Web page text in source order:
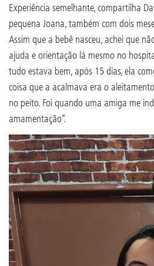
Experiência semelhante, compartilha
pequena Joana, também com dois
Assim que a bebê nasceu, achei que
ajuda e orientação lá mesmo no
tudo estava bem, após 15 dias, ela
coisa que a acalmava era o
no peito. Foi quando uma amiga me
amamentação”.